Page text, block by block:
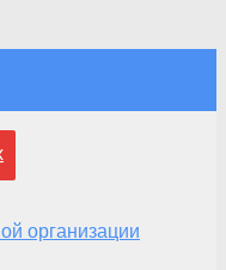
организации